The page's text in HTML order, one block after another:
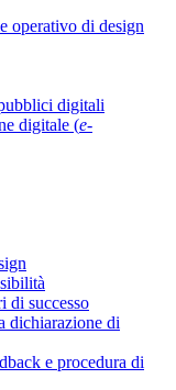
operativo di design
digitali
digitale (e-
di successo
dichiarazione di
e procedura di